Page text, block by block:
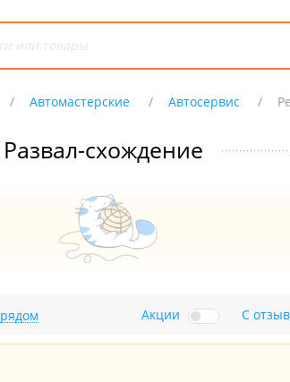
Автомастерские Автосервис
Развал-схождение
рядом Акции С